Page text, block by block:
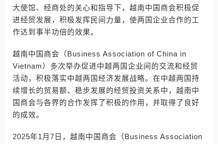
大使馆、经商处的关心和指导下，越南中国商会积极促
进经贸发展，积极发挥民间力量，使两国企业合作的工
作达到事半功倍的效果。
越南中国商会（Business Association of China in
Vietnam）多次举办促进中越两国企业间的交流和经贸
活动，积极落实中越两国经济发展战略。在中越两国持
续增长的贸易额、稳步发展的经贸投资关系中，越南中
国商会与各界的合作发挥了积极的作用，并取得了良好
的成效。
2025年1月7日，越南中国商会（Business Association